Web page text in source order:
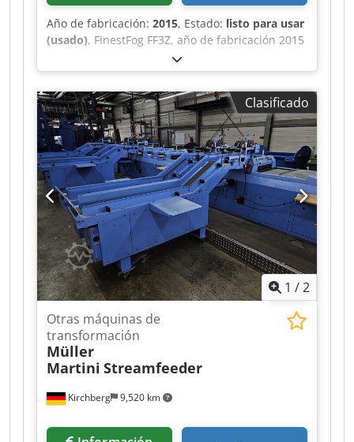
Año de fabricación: 2015, Estado: listo para usar
(usado), FinestFog FF3Z, año de fabricación 2015
7 x boquilla doble Dkodpfxot Uwiis Agksr
Clasificado
1 /2
Kirchberg 9,520 km
Otras máquinas de
transformación
Müller
Martini Streamfeeder